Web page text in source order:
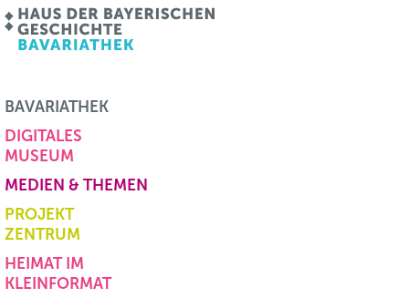
BAVARIATHEK
DIGITALES
MUSEUM
MEDIEN & THEMEN
PROJEKT
ZENTRUM
HEIMAT IM
KLEINFORMAT